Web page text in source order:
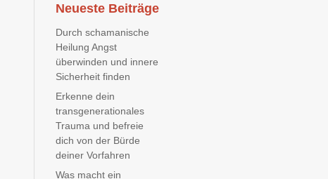
Neueste Beiträge
Durch schamanische
Heilung Angst
überwinden und innere
Sicherheit finden
Erkenne dein
transgenerationales
Trauma und befreie
dich von der Bürde
deiner Vorfahren
Was macht ein